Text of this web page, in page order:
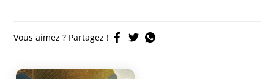
Vous aimez ? Partagez !